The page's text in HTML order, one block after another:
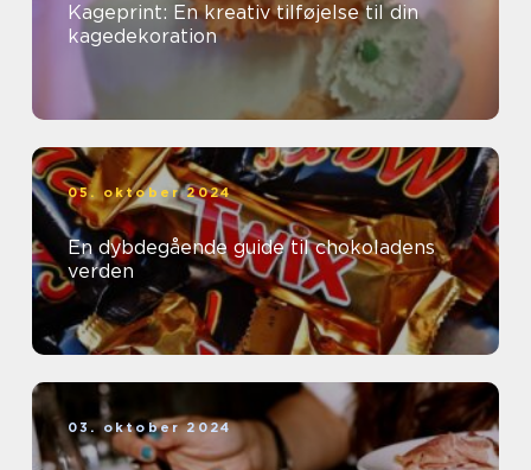
Kageprint: En kreativ tilføjelse til din
kagedekoration
05. oktober 2024
En dybdegående guide til chokoladens
verden
03. oktober 2024